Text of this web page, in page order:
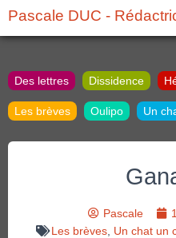
Pascale DUC -
Des lettres Dissidence
Les brèves Oulipo Un
Pascale
Les brèves, Un chat un